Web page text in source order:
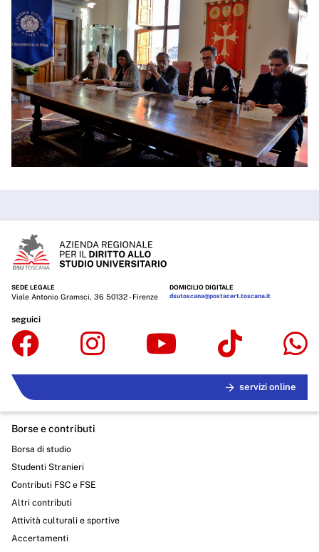
SEDE LEGALE
Viale Antonio Gramsci, 36 50132 - Firenze
DOMICILIO DIGITALE
dsutoscana@postacert.toscana.it
seguici
servizi online
Borse e contributi
Borsa di studio
Studenti Stranieri
Contributi FSC e FSE
Altri contributi
Attività culturali e sportive
Accertamenti